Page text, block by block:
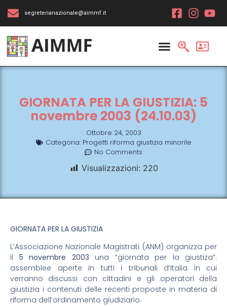
segreterianazionale@aimmf.it
GIORNATA PER LA GIUSTIZIA: 5
novembre 2003 (24.10.03)
Ottobre 24, 2003
Categoria: Progetti riforma giustizia minorile
No Comments
Visualizzazioni: 220
GIORNATA PER LA GIUSTIZIA
L’Associazione Nazionale Magistrati (ANM) organizza per
il 5 novembre 2003 una “giornata per la giustiza”:
assemblee aperte in tutti i tribunali d’Italia in cui
verranno discussi con cittadini e gli operatori della
giustizia i contenuti delle recenti proposte in materia di
riforma dell’ordinamento giudiziario.